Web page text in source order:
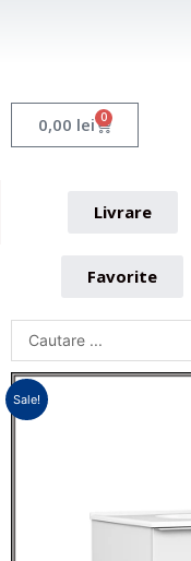
0,00 lei 0 Cart
Livrare
Favorite
Sale!